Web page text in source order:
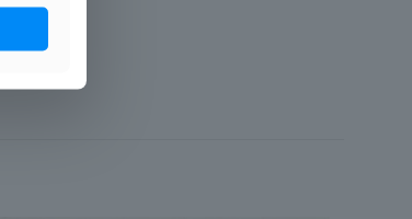
Fantaisie